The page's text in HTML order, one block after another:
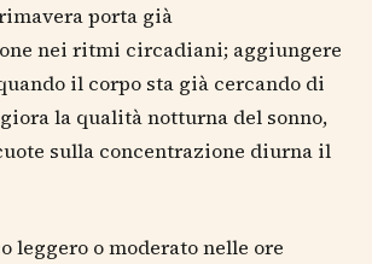
porta già
nei ritmi circadiani; aggiungere
il corpo sta già cercando di
la qualità notturna del sonno,
sulla concentrazione diurna il
leggero o moderato nelle ore